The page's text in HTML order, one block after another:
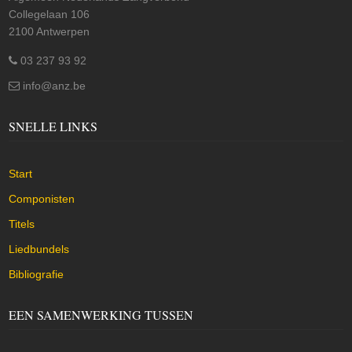
Collegelaan 106
2100 Antwerpen
03 237 93 92
info@anz.be
SNELLE LINKS
Start
Componisten
Titels
Liedbundels
Bibliografie
EEN SAMENWERKING TUSSEN